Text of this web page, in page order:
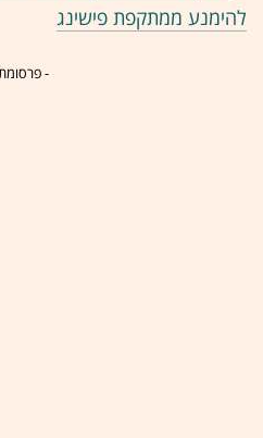
להימנע ממתקפת פישינג
-